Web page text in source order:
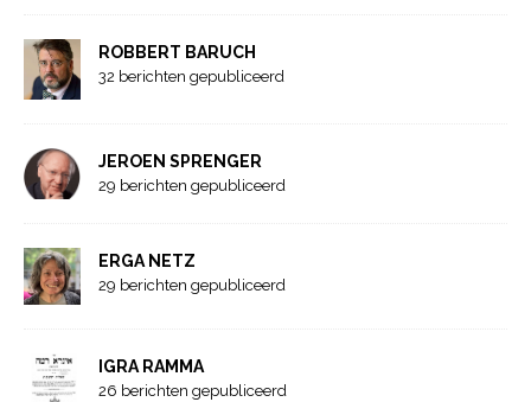
ROBBERT BARUCH
32 berichten gepubliceerd
JEROEN SPRENGER
29 berichten gepubliceerd
ERGA NETZ
29 berichten gepubliceerd
IGRA RAMMA
26 berichten gepubliceerd